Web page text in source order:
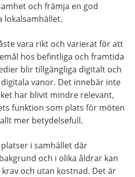
och främja en god
lokalsamhället.
vara rikt och varierat för att
hos befintliga och framtida
blir tillgängliga digitalt och
vanor. Det innebär inte
har blivit mindre relevant,
funktion som plats för möten
mer betydelsefull.
i samhället där
och i olika åldrar kan
och utan kostnad. Det är